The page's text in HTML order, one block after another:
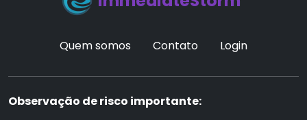
Quem somos Contato Login
Observação de risco importante: